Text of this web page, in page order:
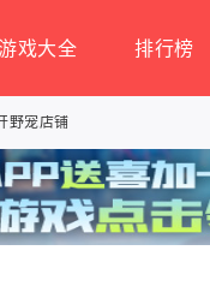
游戏大全 排行榜
野宠店铺